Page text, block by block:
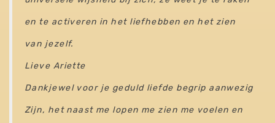
en te activeren in het liefhebben en het zien
van jezelf.
Lieve Ariette
Dankjewel voor je geduld liefde begrip aanwezig
Zijn, het naast me lopen me zien me voelen en